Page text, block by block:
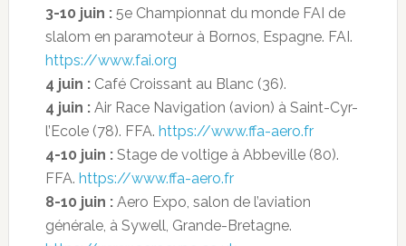
3-10 juin :5e Championnat du monde FAI de
slalom en paramoteur à Bornos, Espagne. FAI.
https://www.fai.org
4 juin :Café Croissant au Blanc (36).
4 juin :Air Race Navigation (avion) à Saint-Cyr-
l’Ecole (78). FFA. https://www.ffa-aero.fr
4-10 juin :Stage de voltige à Abbeville (80).
FFA. https://www.ffa-aero.fr
8-10 juin :Aero Expo, salon de l’aviation
générale, à Sywell, Grande-Bretagne.